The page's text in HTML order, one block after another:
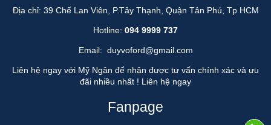
Địa chỉ: 39 Chế Lan Viên, P.Tây Thạnh, Quận Tân Phú, Tp HCM
Hotline: 094 9999 737
Email: duyvoford@gmail.com
Liên hệ ngay với Mỹ Ngân để nhận được tư vấn chính xác và ưu
đãi nhiều nhất ! Liên hệ ngay
Fanpage